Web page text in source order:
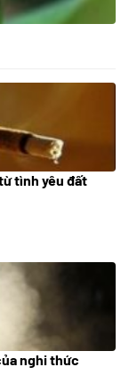
tình yêu đất
nghi thức